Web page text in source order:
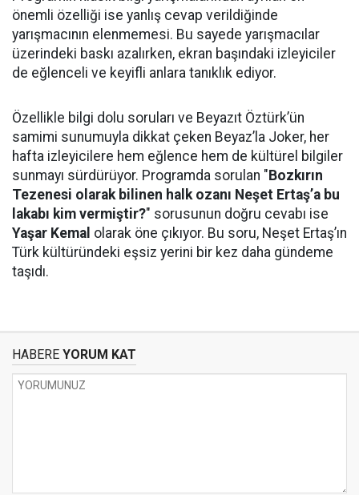
önemli özelliği ise yanlış cevap verildiğinde
yarışmacının elenmemesi. Bu sayede yarışmacılar
üzerindeki baskı azalırken, ekran başındaki izleyiciler
de eğlenceli ve keyifli anlara tanıklık ediyor.
Özellikle bilgi dolu soruları ve Beyazıt Öztürk’ün
samimi sunumuyla dikkat çeken Beyaz’la Joker, her
hafta izleyicilere hem eğlence hem de kültürel bilgiler
sunmayı sürdürüyor. Programda sorulan " Bozkırın
Tezenesi olarak bilinen halk ozanı Neşet Ertaş’a bu
lakabı kim vermiştir?" sorusunun doğru cevabı ise
Yaşar Kemal olarak öne çıkıyor. Bu soru, Neşet Ertaş’ın
Türk kültüründeki eşsiz yerini bir kez daha gündeme
taşıdı.
HABERE YORUM KAT